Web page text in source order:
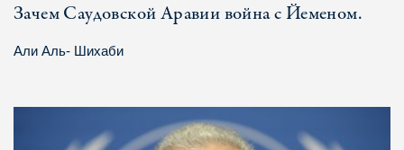
Зачем Саудовской Аравии война с Йеменом.
Али Аль- Шихаби